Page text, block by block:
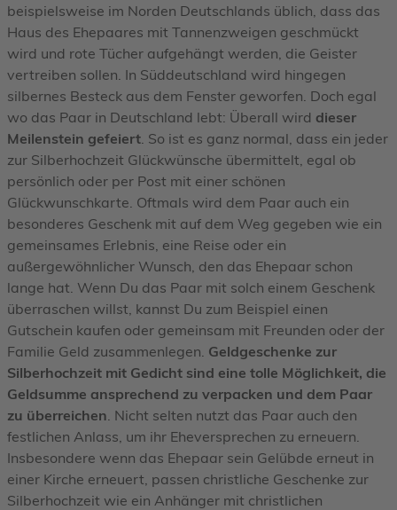
beispielsweise im Norden Deutschlands üblich, dass das
Haus des Ehepaares mit Tannenzweigen geschmückt
wird und rote Tücher aufgehängt werden, die Geister
vertreiben sollen. In Süddeutschland wird hingegen
silbernes Besteck aus dem Fenster geworfen. Doch egal
wo das Paar in Deutschland lebt: Überall wird dieser
Meilenstein gefeiert . So ist es ganz normal, dass ein jeder
zur Silberhochzeit Glückwünsche übermittelt, egal ob
persönlich oder per Post mit einer schönen
Glückwunschkarte. Oftmals wird dem Paar auch ein
besonderes Geschenk mit auf dem Weg gegeben wie ein
gemeinsames Erlebnis, eine Reise oder ein
außergewöhnlicher Wunsch, den das Ehepaar schon
lange hat. Wenn Du das Paar mit solch einem Geschenk
überraschen willst, kannst Du zum Beispiel einen
Gutschein kaufen oder gemeinsam mit Freunden oder der
Familie Geld zusammenlegen. Geldgeschenke zur
Silberhochzeit mit Gedicht sind eine tolle Möglichkeit, die
Geldsumme ansprechend zu verpacken und dem Paar
zu überreichen . Nicht selten nutzt das Paar auch den
festlichen Anlass, um ihr Eheversprechen zu erneuern.
Insbesondere wenn das Ehepaar sein Gelübde erneut in
einer Kirche erneuert, passen christliche Geschenke zur
Silberhochzeit wie ein Anhänger mit christlichen